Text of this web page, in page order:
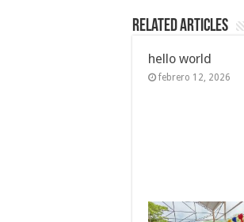
Related Articles
hello world
febrero 12, 2026